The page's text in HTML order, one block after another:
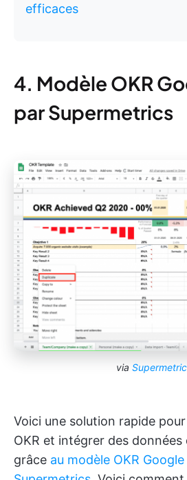
efficaces
4. Modèle OKR
par Supermetrics
via
Voici une solution rapide
OKR et intégrer des données
grâce au modèle OKR